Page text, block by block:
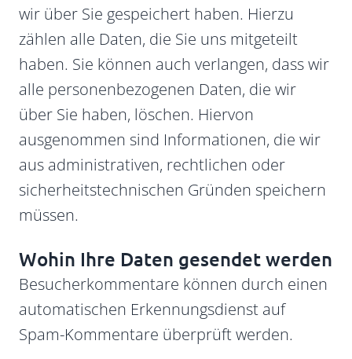
wir über Sie gespeichert haben. Hierzu
zählen alle Daten, die Sie uns mitgeteilt
haben. Sie können auch verlangen, dass wir
alle personenbezogenen Daten, die wir
über Sie haben, löschen. Hiervon
ausgenommen sind Informationen, die wir
aus administrativen, rechtlichen oder
sicherheitstechnischen Gründen speichern
müssen.
Wohin Ihre Daten gesendet werden
Besucherkommentare können durch einen
automatischen Erkennungsdienst auf
Spam-Kommentare überprüft werden.